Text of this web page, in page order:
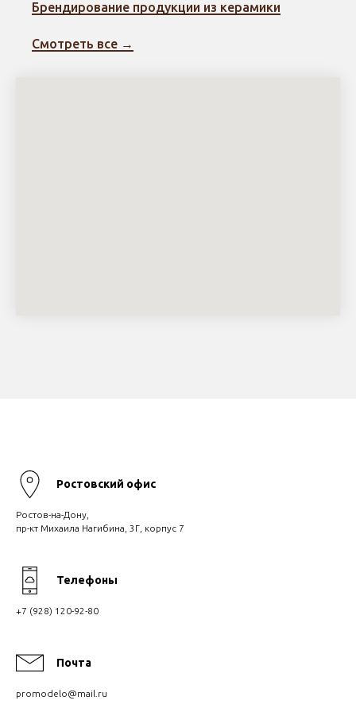
Брендирование продукции из керамики
Смотреть все →
Ростовский офис
Ростов-на-Дону,
пр-кт Михаила Нагибина, 3Г, корпус 7
Телефоны
+7 (928) 120-92-80
Почта
promodelo@mail.ru